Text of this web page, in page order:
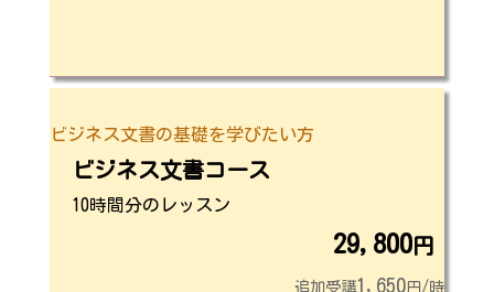
ビジネス文書の基礎を学びたい方
ビジネス文書コース
10時間分のレッスン
29,800 円
追加受講1,650円/時